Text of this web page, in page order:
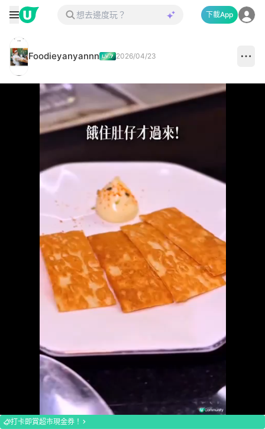
下載App
Foodieyanyannn 2026/04/23
Loaded
打卡即賞超市現金券！